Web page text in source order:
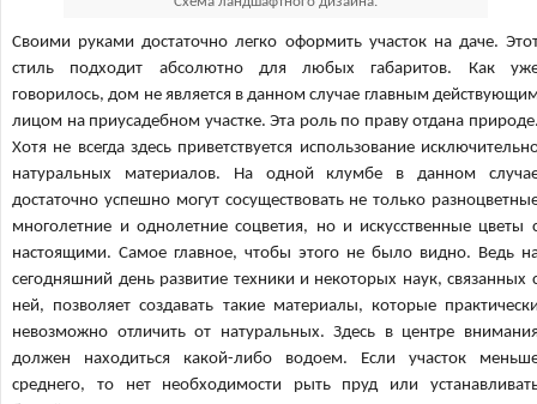
Своими руками достаточно легко оформить участок на даче.
стиль подходит абсолютно для любых габаритов. Как
говорилось, дом не является в данном случае главным
лицом на приусадебном участке. Эта роль по праву отдана
Хотя не всегда здесь приветствуется использование
натуральных материалов. На одной клумбе в данном
достаточно успешно могут сосуществовать не только
многолетние и однолетние соцветия, но и искусственные цветы
настоящими. Самое главное, чтобы этого не было видно. Ведь
сегодняшний день развитие техники и некоторых наук, связанных
ней, позволяет создавать такие материалы, которые
невозможно отличить от натуральных. Здесь в центре
должен находиться какой-либо водоем. Если участок
среднего, то нет необходимости рыть пруд или